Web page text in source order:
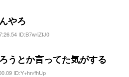
やろ
ID:B7w/iZfJ0
うとか言ってた気がする
ID:Y+hn/fhUp